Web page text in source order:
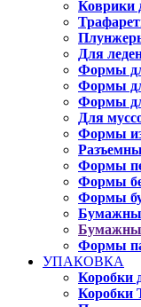
Коврики
Для
Формы
Формы
Формы
Для
Формы
Формы
Формы
Формы
Формы
УПАКОВКА
Коробки
Коробки